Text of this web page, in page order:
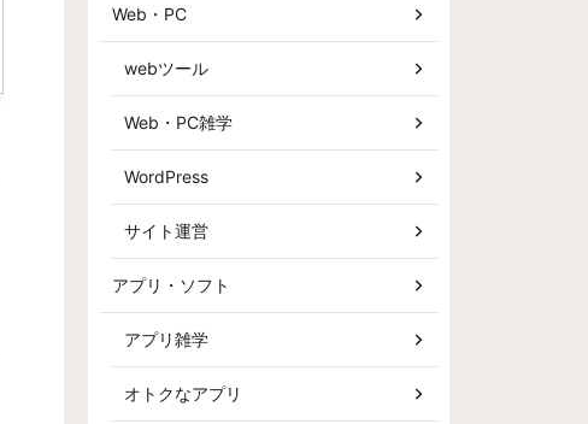
Web・PC
webツール
Web・PC雑学
WordPress
サイト運営
アプリ・ソフト
アプリ雑学
オトクなアプリ